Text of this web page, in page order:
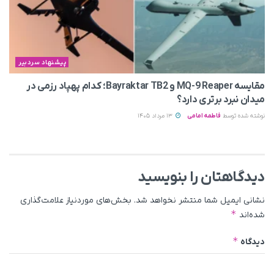
پیشنهاد سردبیر
مقایسه MQ-9 Reaper و Bayraktar TB2؛ کدام پهپاد رزمی در
میدان نبرد برتری دارد؟
نوشته شده توسط فاطمه امامی
دیدگاهتان را بنویسید
نشانی ایمیل شما منتشر نخواهد شد. بخش‌های موردنیاز علامت‌گذاری
شده‌اند *
دیدگاه *